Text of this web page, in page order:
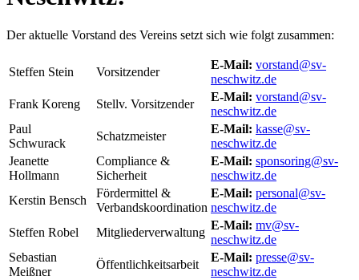
Der aktuelle Vorstand des Vereins setzt sich wie folgt zusammen:
Steffen Stein Vorsitzender
E-Mail: vorstand@sv-
neschwitz.de
Frank Koreng
Stellv. Vorsitzender
E-Mail: vorstand@sv-
neschwitz.de
Paul
Schwurack
Schatzmeister
E-Mail: kasse@sv-
neschwitz.de
Jeanette
Hollmann
Compliance &
Sicherheit
E-Mail: sponsoring@sv-
neschwitz.de
Kerstin Bensch
Fördermittel &
Verbandskoordination
E-Mail: personal@sv-
neschwitz.de
Steffen Robel
Mitgliederverwaltung
E-Mail: mv@sv-
neschwitz.de
Sebastian
Meißner
Öffentlichkeitsarbeit
E-Mail: presse@sv-
neschwitz.de